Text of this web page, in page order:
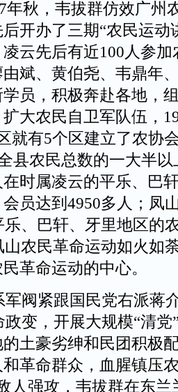
秋，韦拔群仿效广州
开办了三期“农民运动
云先后有近100人参
斌、黄伯尧、韦鼎年
员，积极奔赴各地，
大农民自卫军队伍，
就有5个区建立了农协
县农民总数的一大半
时属凌云的平乐、巴
员达到4950多人；凤
乐、巴轩、牙里地区的
山农民革命运动如火如
革命运动的中心。
阀紧跟国民党右派蒋
政变，开展大规模“清
土豪劣绅和民团积极
革命群众，血腥镇压
人强攻，韦拔群在东兰